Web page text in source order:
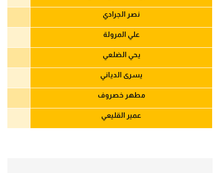
نصر الجرادي
علي المرولة
يحي الضلعي
يسرى الدياني
مطهر خصروف
عمير القليعي